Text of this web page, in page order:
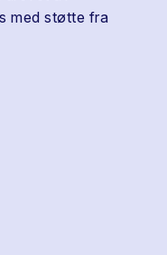
med støtte fra